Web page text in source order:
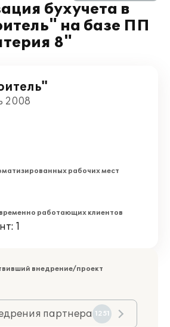
бухучета в
на базе ПП
8"
2008
рабочих мест
работающих клиентов
1
внедрение/проект
партнера 1251